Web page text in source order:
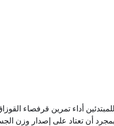
أداء تمرين قرفصاء
أن تعتاد على إصدار وزن